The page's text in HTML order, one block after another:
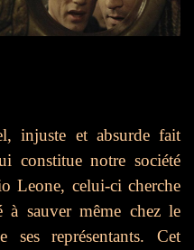
injuste et absurde fait
constitue notre société
Leone, celui-ci cherche
à sauver même chez le
représentants. Cet